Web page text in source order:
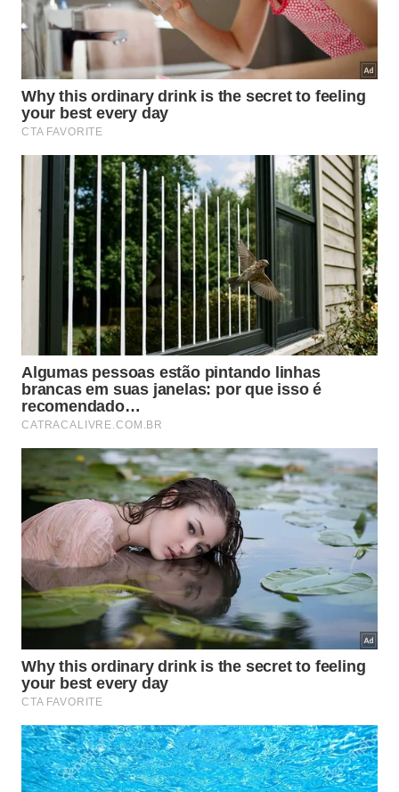
graves, mesmo depois da limpeza simples, pode ser
necessário um leve polimento para recuperar o
brilho da área afetada.
Quais cuidados extras ajudam a
prevenir novos excrementos no
Depois de descobrir como limpar, muitos motoristas
buscam maneiras de reduzir a frequência desse tipo
de sujeira. Algumas atitudes simples no dia a dia
diminuem bastante a exposição do veículo e ainda
facilitam alimpezaquando o problema acontece.
Escolha do local de estacionamento : evitar parar
o carro diretamente sob árvores, postes onde
aves costumam pousar ou telhados com muitos
ninhos.
Proteção da pintura
ou protegida com selante ou filme de proteção
ajuda, pois o excremento adere menos à
superfície.
Kit de limpeza no veículo: carregar frasco com
água ou solução automotiva suave e um pano de
microfibra permite agir quase na hora.
Lavagens periódicas: manter rotina de lavagem
completa reduz o acúmulo de resíduos
agressivos na carroceria.
Com esses cuidados e o hábito de verificar o carro
com frequência, a remoção de excrementos de
pássaros tende a ser rápida e menos agressiva,
preservando a aparência da pintura e prolongando
o bom estado da lataria ao longo do tempo.